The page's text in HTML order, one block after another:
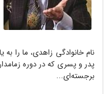
نام خانوادگی زاهدی، ما را به
پدر و پسری که در دوره
برجسته‌ای...